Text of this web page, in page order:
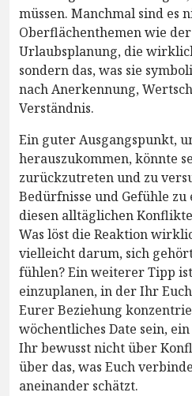
müssen. Manchmal sind es
Oberflächenthemen wie
Urlaubsplanung, die
sondern das, was sie
nach Anerkennung,
Verständnis.
Ein guter Ausgangspunkt,
herauszukommen, könnte
zurückzutreten und zu
Bedürfnisse und Gefühle
diesen alltäglichen
Was löst die Reaktion
vielleicht darum, sich
fühlen? Ein weiterer Tipp
einzuplanen, in der Ihr
Eurer Beziehung
wöchentliches Date sein,
Ihr bewusst nicht über
über das, was Euch
aneinander schätzt.